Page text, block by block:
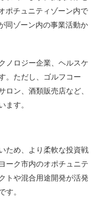
ポチュニティゾーン内で
同ゾーン内の事業活動か
ノロジー企業、ヘルスケ
。ただし、ゴルフコー
ロン、酒類販売店など、
ます。
ため、より柔軟な投資戦
ーク市内のオポチュニテ
トや混合用途開発が活発
す。